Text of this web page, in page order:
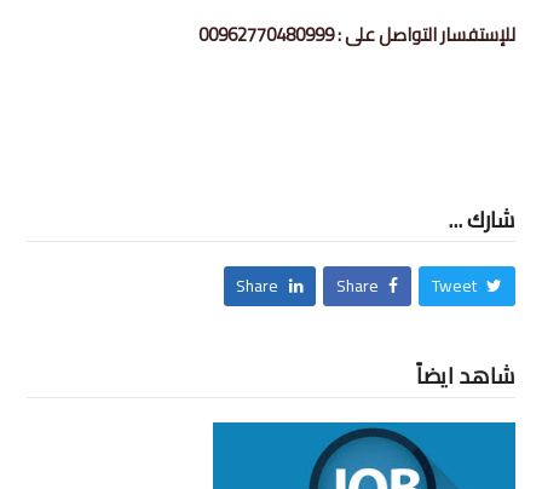
للإستفسار التواصل على : 00962770480999
شارك ...
Tweet
Share
Share
شاهد ايضاً